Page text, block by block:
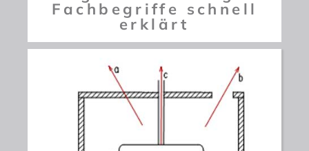
Fachbegriffe schnell
erklärt